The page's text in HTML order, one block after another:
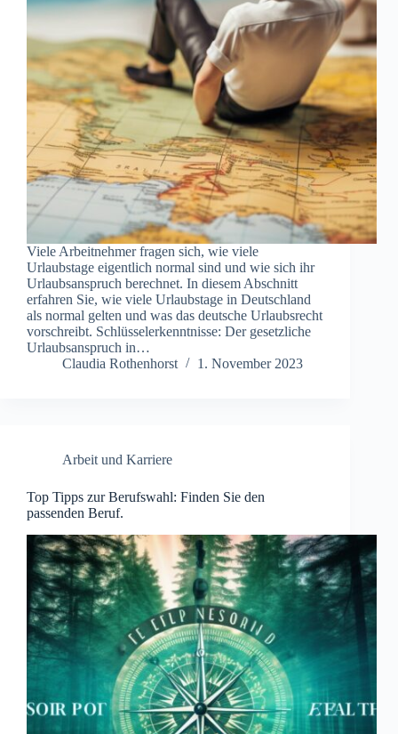
Viele Arbeitnehmer fragen sich, wie viele
Urlaubstage eigentlich normal sind und wie sich ihr
Urlaubsanspruch berechnet. In diesem Abschnitt
erfahren Sie, wie viele Urlaubstage in Deutschland
als normal gelten und was das deutsche Urlaubsrecht
vorschreibt. Schlüsselerkenntnisse: Der gesetzliche
Urlaubsanspruch in…
Claudia Rothenhorst
1. November 2023
Arbeit und Karriere
Top Tipps zur Berufswahl: Finden Sie den
passenden Beruf.